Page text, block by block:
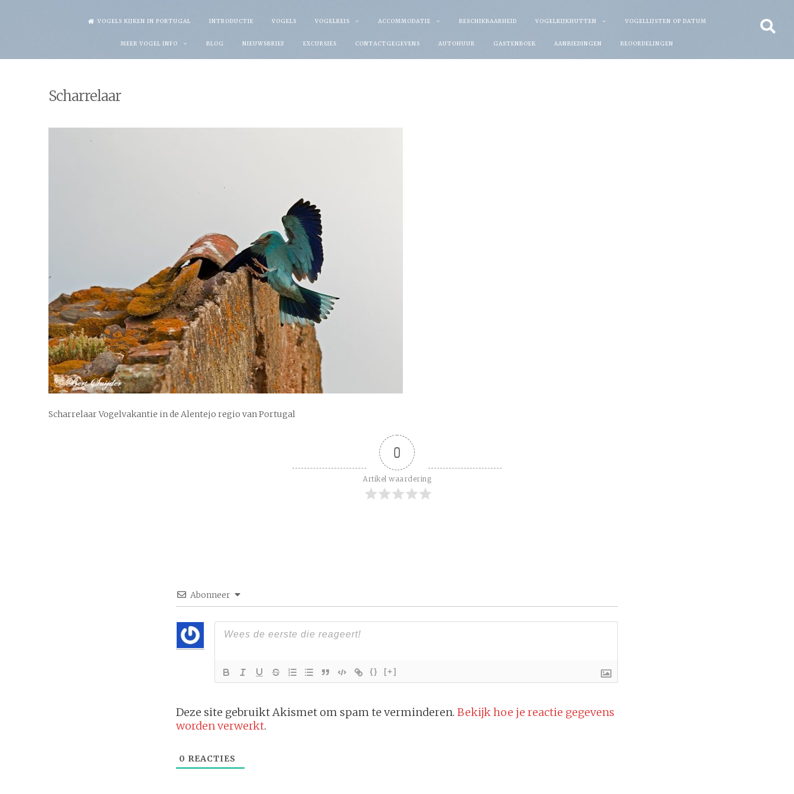
VOGELS KIJKEN IN PORTUGAL INTRODUCTIE VOGELS VOGELREIS ACCOMMODATIE BESCHIKBAARHEID VOGELKIJKHUTTEN VOGELLIJSTEN OP DATUM
MEER VOGEL INFO BLOG NIEUWSBRIEF EXCURSIES CONTACTGEGEVENS AUTOHUUR GASTENBOEK AANBIEDINGEN BEOORDELINGEN
Scharrelaar
Scharrelaar Vogelvakantie in de Alentejo regio van Portugal
0
Artikel waardering
Abonneer
{} [+]
Deze site gebruikt Akismet om spam te verminderen. Bekijk hoe je reactie gegevens
worden verwerkt.
0 REACTIES